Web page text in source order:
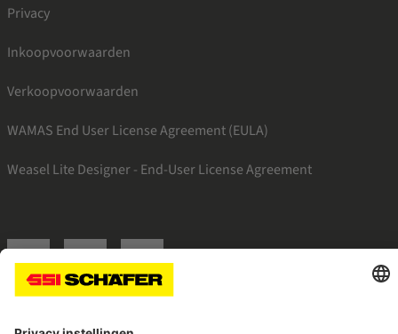
Privacy
Inkoopvoorwaarden
Verkoopvoorwaarden
WAMAS End User License Agreement (EULA)
Weasel Lite Designer - End-User License Agreement
SSI facebookSSI linkedinSSI youtube